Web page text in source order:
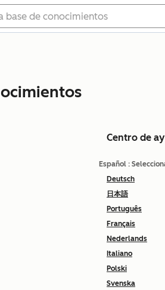
Centro de
Español :
Deutsch
日本語
Português
Français
Nederlands
Italiano
Polski
Svenska